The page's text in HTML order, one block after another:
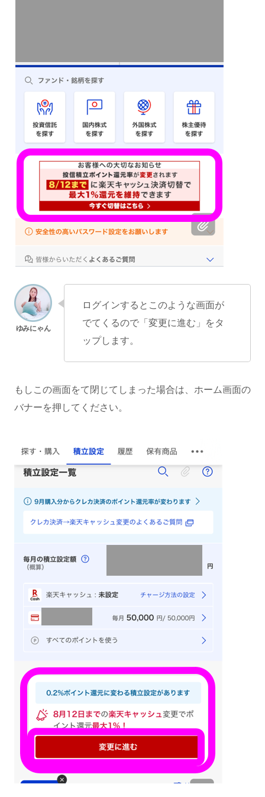
ログインするとこのような画面が
でてくるので「変更に進む」をタ
ップします。
もしこの画面をて閉じてしまった場合は、ホーム画面の
バナーを押してください。